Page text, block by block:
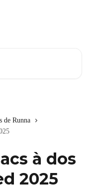
de Runna
à dos
2025